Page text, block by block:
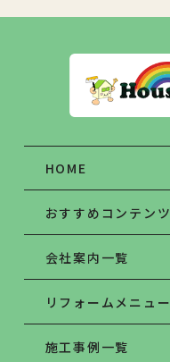
HOME
おすすめコンテンツ
会社案内一覧
リフォームメニュー
施工事例一覧